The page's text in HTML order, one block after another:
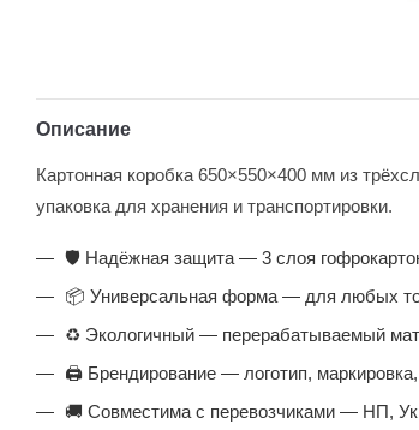
Описание
Картонная коробка 650×550×400 мм из
упаковка для хранения и транспортировки.
🛡️ Надёжная защита — 3 слоя
📦 Универсальная форма — для любых
♻️ Экологичный — перерабатываемый
🖨️ Брендирование — логотип,
🚚 Совместима с перевозчиками — НП,